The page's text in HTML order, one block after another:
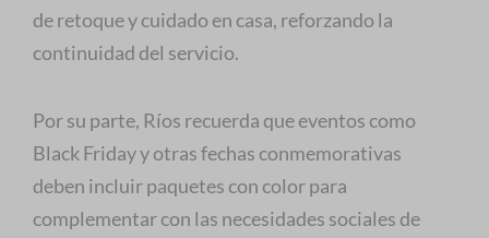
de retoque y cuidado en casa, reforzando la
continuidad del servicio.
Por su parte, Ríos recuerda que eventos como
Black Friday y otras fechas conmemorativas
deben incluir paquetes con color para
complementar con las necesidades sociales de